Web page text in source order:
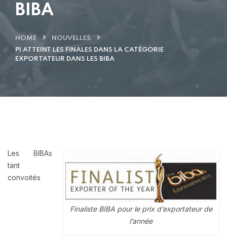
BIBA
HOME
NOUVELLES
PI ATTEINT LES FINALES DANS LA CATÉGORIE
EXPORTATEUR DANS LES BIBA
Finaliste BIBA pour le prix d’exportateur de
l’année
Les BIBAs
tant
convoités